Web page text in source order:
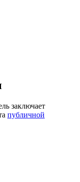
заключает
публичной